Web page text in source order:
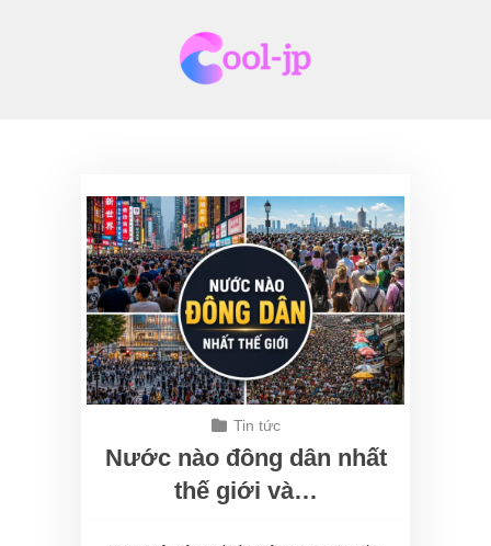
Tin tức
Nước nào đông dân nhất
thế giới và…